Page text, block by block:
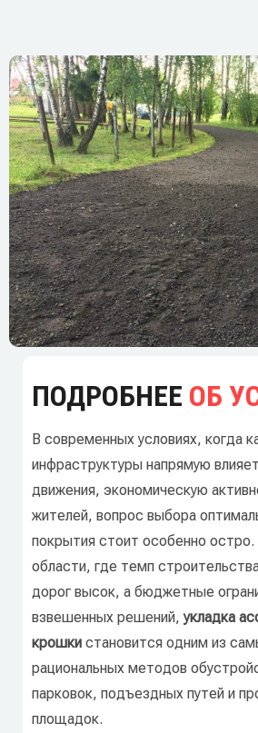
ПОДРОБНЕЕ ОБ
В современных условиях, когда
инфраструктуры напрямую
движения, экономическую
жителей, вопрос выбора
покрытия стоит особенно
области, где темп
дорог высок, а бюджетные
взвешенных решений,укладка
крошки становится одним из
рациональных методов
парковок, подъездных путей и
площадок.